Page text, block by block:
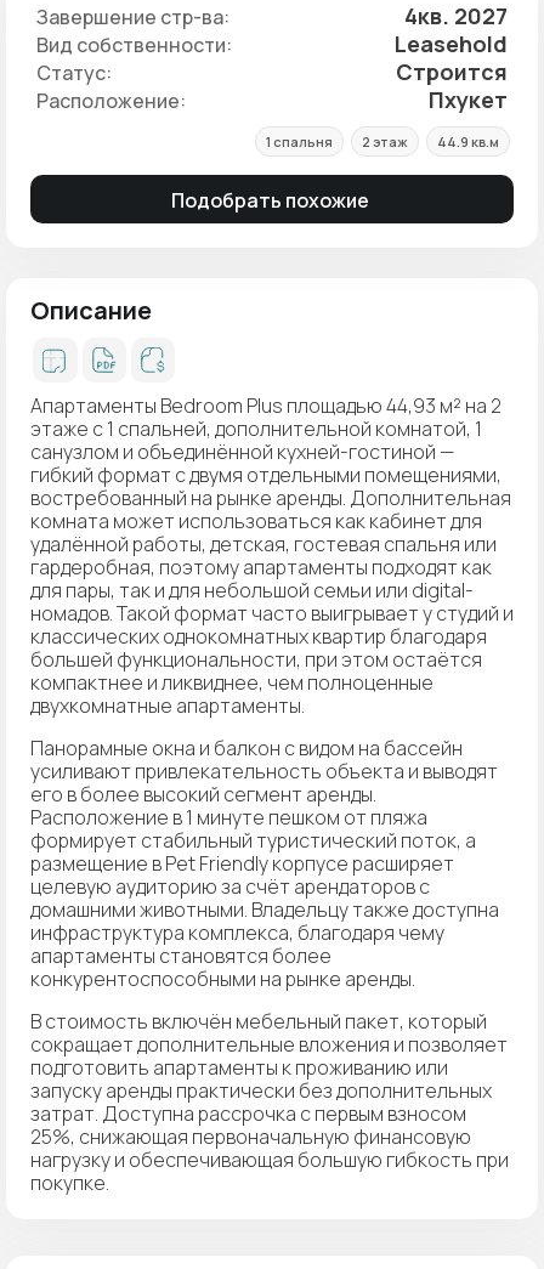
Завершение стр-ва: 4кв. 2027
Вид собственности: Leasehold
Статус: Строится
Расположение: Пхукет
1 спальня 2 этаж 44.9 кв.м
Подобрать похожие
Описание
Апартаменты Bedroom Plus площадью 44,93 м² на 2
этаже с 1 спальней, дополнительной комнатой, 1
санузлом и объединённой кухней-гостиной —
гибкий формат с двумя отдельными помещениями,
востребованный на рынке аренды. Дополнительная
комната может использоваться как кабинет для
удалённой работы, детская, гостевая спальня или
гардеробная, поэтому апартаменты подходят как
для пары, так и для небольшой семьи или digital-
номадов. Такой формат часто выигрывает у студий и
классических однокомнатных квартир благодаря
большей функциональности, при этом остаётся
компактнее и ликвиднее, чем полноценные
двухкомнатные апартаменты.
Панорамные окна и балкон с видом на бассейн
усиливают привлекательность объекта и выводят
его в более высокий сегмент аренды.
Расположение в 1 минуте пешком от пляжа
формирует стабильный туристический поток, а
размещение в Pet Friendly корпусе расширяет
целевую аудиторию за счёт арендаторов с
домашними животными. Владельцу также доступна
инфраструктура комплекса, благодаря чему
апартаменты становятся более
конкурентоспособными на рынке аренды.
В стоимость включён мебельный пакет, который
сокращает дополнительные вложения и позволяет
подготовить апартаменты к проживанию или
запуску аренды практически без дополнительных
затрат. Доступна рассрочка с первым взносом
25%, снижающая первоначальную финансовую
нагрузку и обеспечивающая большую гибкость при
покупке.